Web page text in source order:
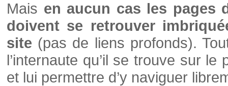
Mais en aucun cas les pages
doivent se retrouver
site (pas de liens profonds).
l’internaute qu’il se trouve sur
et lui permettre d’y naviguer